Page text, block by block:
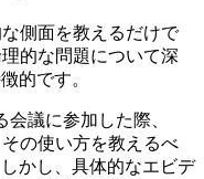
側面を教えるだけで
的な問題について深
的です。
議に参加した際、
の使い方を教えるべ
かし、具体的なエビデ